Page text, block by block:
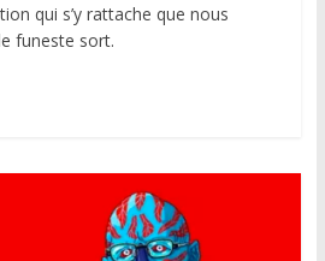
qui s’y rattache que nous
funeste sort.